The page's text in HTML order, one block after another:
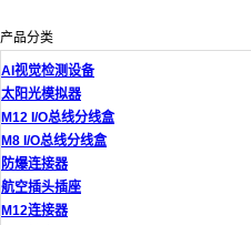
产品分类
AI视觉检测设备
太阳光模拟器
M12 I/O总线分线盒
M8 I/O总线分线盒
防爆连接器
航空插头插座
M12连接器